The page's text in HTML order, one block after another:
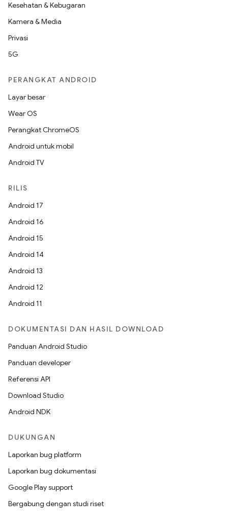
Kesehatan & Kebugaran
Kamera & Media
Privasi
5G
PERANGKAT ANDROID
Layar besar
Wear OS
Perangkat ChromeOS
Android untuk mobil
Android TV
RILIS
Android 17
Android 16
Android 15
Android 14
Android 13
Android 12
Android 11
DOKUMENTASI DAN HASIL DOWNLOAD
Panduan Android Studio
Panduan developer
Referensi API
Download Studio
Android NDK
DUKUNGAN
Laporkan bug platform
Laporkan bug dokumentasi
Google Play support
Bergabung dengan studi riset